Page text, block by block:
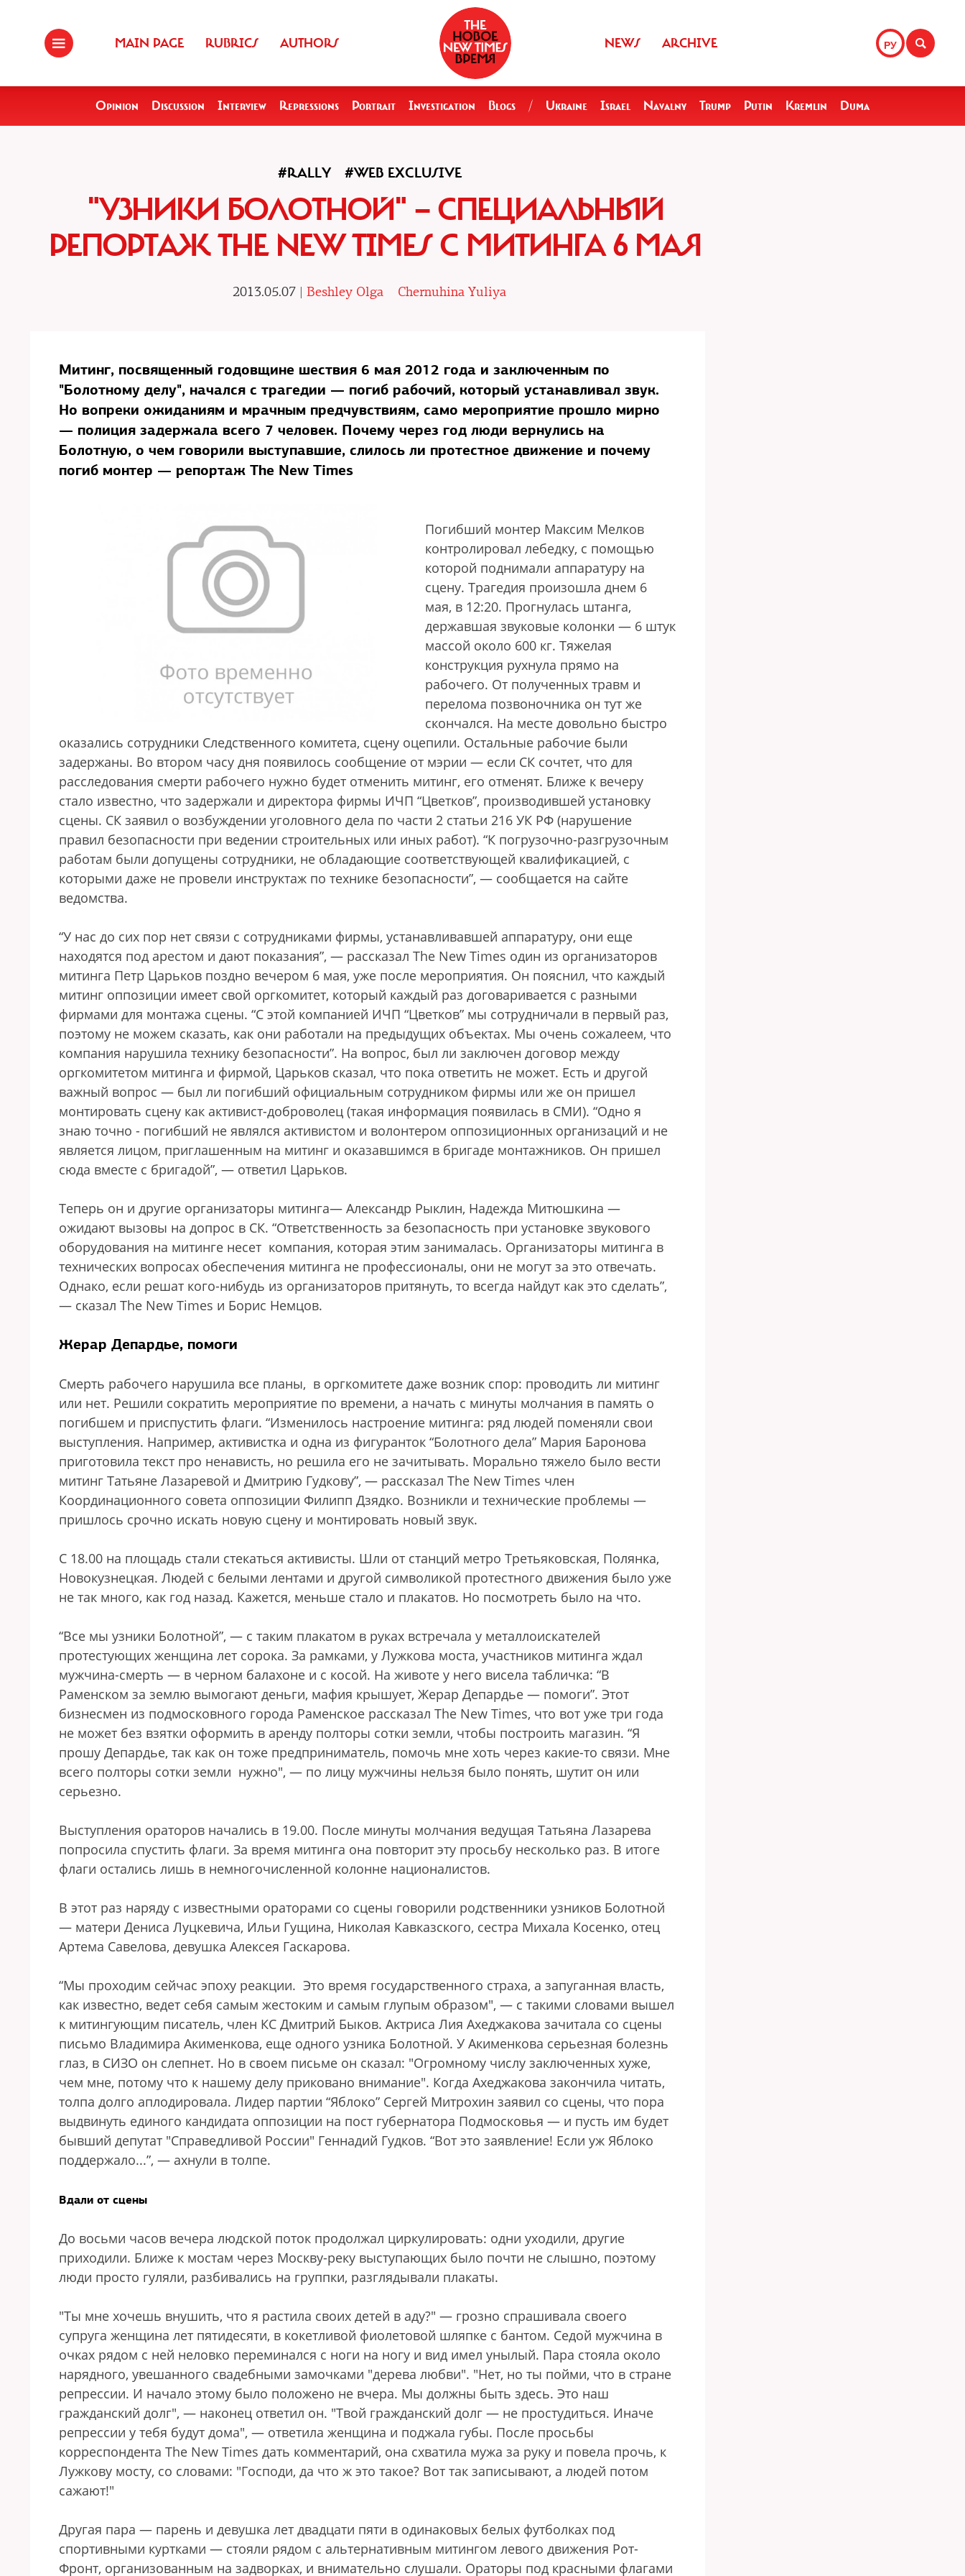
MAIN PAGE RUBRICS AUTHORS РУ
NEWS ARCHIVE
Opinion Discussion Interview Repressions Portrait Investigation Blogs / Ukraine Israel Navalny Trump Putin Kremlin Duma
#RALLY #WEB EXCLUSIVE
"УЗНИКИ БОЛОТНОЙ" — СПЕЦИАЛЬНЫЙ
РЕПОРТАЖ THE NEW TIMES С МИТИНГА 6 МАЯ
2013.05.07 | Beshley Olga Chernuhina Yuliya
Митинг, посвященный годовщине шествия 6 мая 2012 года и заключенным по
"Болотному делу", начался с трагедии — погиб рабочий, который устанавливал звук.
Но вопреки ожиданиям и мрачным предчувствиям, само мероприятие прошло мирно
— полиция задержала всего 7 человек. Почему через год люди вернулись на
Болотную, о чем говорили выступавшие, слилось ли протестное движение и почему
погиб монтер — репортаж The New Times
Погибший монтер Максим Мелков
контролировал лебедку, с помощью
которой поднимали аппаратуру на
сцену. Трагедия произошла днем 6
мая, в 12:20. Прогнулась штанга,
державшая звуковые колонки — 6 штук
массой около 600 кг. Тяжелая
конструкция рухнула прямо на
рабочего. От полученных травм и
перелома позвоночника он тут же
скончался. На месте довольно быстро
оказались сотрудники Следственного комитета, сцену оцепили. Остальные рабочие были
задержаны. Во втором часу дня появилось сообщение от мэрии — если СК сочтет, что для
расследования смерти рабочего нужно будет отменить митинг, его отменят. Ближе к вечеру
стало известно, что задержали и директора фирмы ИЧП “Цветков”, производившей установку
сцены. СК заявил о возбуждении уголовного дела по части 2 статьи 216 УК РФ (нарушение
правил безопасности при ведении строительных или иных работ). “К погрузочно-разгрузочным
работам были допущены сотрудники, не обладающие соответствующей квалификацией, с
которыми даже не провели инструктаж по технике безопасности”, — сообщается на сайте
ведомства.
“У нас до сих пор нет связи с сотрудниками фирмы, устанавливавшей аппаратуру, они еще
находятся под арестом и дают показания”, — рассказал The New Times один из организаторов
митинга Петр Царьков поздно вечером 6 мая, уже после мероприятия. Он пояснил, что каждый
митинг оппозиции имеет свой оргкомитет, который каждый раз договаривается с разными
фирмами для монтажа сцены. “С этой компанией ИЧП “Цветков” мы сотрудничали в первый раз,
поэтому не можем сказать, как они работали на предыдущих объектах. Мы очень сожалеем, что
компания нарушила технику безопасности”. На вопрос, был ли заключен договор между
оргкомитетом митинга и фирмой, Царьков сказал, что пока ответить не может. Есть и другой
важный вопрос — был ли погибший официальным сотрудником фирмы или же он пришел
монтировать сцену как активист-доброволец (такая информация появилась в СМИ). “Одно я
знаю точно - погибший не являлся активистом и волонтером оппозиционных организаций и не
является лицом, приглашенным на митинг и оказавшимся в бригаде монтажников. Он пришел
сюда вместе с бригадой”, — ответил Царьков.
Теперь он и другие организаторы митинга— Александр Рыклин, Надежда Митюшкина —
ожидают вызовы на допрос в СК. “Ответственность за безопасность при установке звукового
оборудования на митинге несет компания, которая этим занималась. Организаторы митинга в
технических вопросах обеспечения митинга не профессионалы, они не могут за это отвечать.
Однако, если решат кого-нибудь из организаторов притянуть, то всегда найдут как это сделать”,
— сказал The New Times и Борис Немцов.
Жерар Депардье, помоги
Смерть рабочего нарушила все планы, в оргкомитете даже возник спор: проводить ли митинг
или нет. Решили сократить мероприятие по времени, а начать с минуты молчания в память о
погибшем и приспустить флаги. “Изменилось настроение митинга: ряд людей поменяли свои
выступления. Например, активистка и одна из фигуранток “Болотного дела” Мария Баронова
приготовила текст про ненависть, но решила его не зачитывать. Морально тяжело было вести
митинг Татьяне Лазаревой и Дмитрию Гудкову”, — рассказал The New Times член
Координационного совета оппозиции Филипп Дзядко. Возникли и технические проблемы —
пришлось срочно искать новую сцену и монтировать новый звук.
С 18.00 на площадь стали стекаться активисты. Шли от станций метро Третьяковская, Полянка,
Новокузнецкая. Людей с белыми лентами и другой символикой протестного движения было уже
не так много, как год назад. Кажется, меньше стало и плакатов. Но посмотреть было на что.
“Все мы узники Болотной”, — с таким плакатом в руках встречала у металлоискателей
протестующих женщина лет сорока. За рамками, у Лужкова моста, участников митинга ждал
мужчина-смерть — в черном балахоне и с косой. На животе у него висела табличка: “В
Раменском за землю вымогают деньги, мафия крышует, Жерар Депардье — помоги”. Этот
бизнесмен из подмосковного города Раменское рассказал The New Times, что вот уже три года
не может без взятки оформить в аренду полторы сотки земли, чтобы построить магазин. “Я
прошу Депардье, так как он тоже предприниматель, помочь мне хоть через какие-то связи. Мне
всего полторы сотки земли нужно", — по лицу мужчины нельзя было понять, шутит он или
серьезно.
Выступления ораторов начались в 19.00. После минуты молчания ведущая Татьяна Лазарева
попросила спустить флаги. За время митинга она повторит эту просьбу несколько раз. В итоге
флаги остались лишь в немногочисленной колонне националистов.
В этот раз наряду с известными ораторами со сцены говорили родственники узников Болотной
— матери Дениса Луцкевича, Ильи Гущина, Николая Кавказского, сестра Михала Косенко, отец
Артема Савелова, девушка Алексея Гаскарова.
“Мы проходим сейчас эпоху реакции. Это время государственного страха, а запуганная власть,
как известно, ведет себя самым жестоким и самым глупым образом", — с такими словами вышел
к митингующим писатель, член КС Дмитрий Быков. Актриса Лия Ахеджакова зачитала со сцены
письмо Владимира Акименкова, еще одного узника Болотной. У Акименкова серьезная болезнь
глаз, в СИЗО он слепнет. Но в своем письме он сказал: "Огромному числу заключенных хуже,
чем мне, потому что к нашему делу приковано внимание". Когда Ахеджакова закончила читать,
толпа долго аплодировала. Лидер партии “Яблоко” Сергей Митрохин заявил со сцены, что пора
выдвинуть единого кандидата оппозиции на пост губернатора Подмосковья — и пусть им будет
бывший депутат "Справедливой России" Геннадий Гудков. “Вот это заявление! Если уж Яблоко
поддержало...”, — ахнули в толпе.
Вдали от сцены
До восьми часов вечера людской поток продолжал циркулировать: одни уходили, другие
приходили. Ближе к мостам через Москву-реку выступающих было почти не слышно, поэтому
люди просто гуляли, разбивались на группки, разглядывали плакаты.
"Ты мне хочешь внушить, что я растила своих детей в аду?" — грозно спрашивала своего
супруга женщина лет пятидесяти, в кокетливой фиолетовой шляпке с бантом. Седой мужчина в
очках рядом с ней неловко переминался с ноги на ногу и вид имел унылый. Пара стояла около
нарядного, увешанного свадебными замочками "дерева любви". "Нет, но ты пойми, что в стране
репрессии. И начало этому было положено не вчера. Мы должны быть здесь. Это наш
гражданский долг", — наконец ответил он. "Твой гражданский долг — не простудиться. Иначе
репрессии у тебя будут дома", — ответила женщина и поджала губы. После просьбы
корреспондента The New Times дать комментарий, она схватила мужа за руку и повела прочь, к
Лужкову мосту, со словами: "Господи, да что ж это такое? Вот так записывают, а людей потом
сажают!"
Другая пара — парень и девушка лет двадцати пяти в одинаковых белых футболках под
спортивными куртками — стояли рядом с альтернативным митингом левого движения Рот-
Фронт, организованным на задворках, и внимательно слушали. Ораторы под красными флагами